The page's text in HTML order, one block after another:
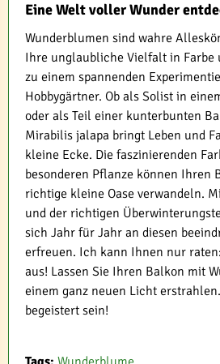
Eine Welt voller Wunder
Wunderblumen sind wahre
Ihre unglaubliche Vielfalt in Farbe
zu einem spannenden
Hobbygärtner. Ob als Solist in
oder als Teil einer kunterbunten
Mirabilis jalapa bringt Leben und
kleine Ecke. Die faszinierenden
besonderen Pflanze können Ihren
richtige kleine Oase verwandeln.
und der richtigen
sich Jahr für Jahr an diesen
erfreuen. Ich kann Ihnen nur
aus! Lassen Sie Ihren Balkon mit
einem ganz neuen Licht
begeistert sein!